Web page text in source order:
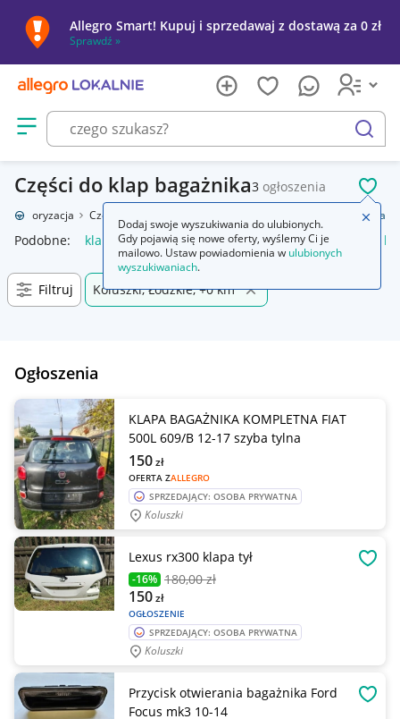
Allegro Smart! Kupuj i sprzedawaj z dostawą za 0 zł
Sprawdź »
Otwórz menu z kategoriami
szukaj
Części do klap bagażnika3 ogłoszenia
Motoryzacja Części samochodowe Klapy bagażnika
Podobne: klapy bagażnika automatyczne otwieranie klapy
Filtruj Koluszki, Łódzkie, +0 km
Ogłoszenia
KLAPA BAGAŻNIKA KOMPLETNA FIAT
500L 609/B 12-17 szyba tylna
OFERTA ZALLEGRO
150zł
SPRZEDAJĄCY: OSOBA PRYWATNA
Koluszki
Lexus rx300 klapa tył
-16% 180,00 zł
OGŁOSZENIE
150zł
SPRZEDAJĄCY: OSOBA PRYWATNA
Koluszki
Przycisk otwierania bagażnika Ford
Focus mk3 10-14
Dodaj swoje wyszukiwania do ulubionych.
Gdy pojawią się nowe oferty, wyślemy Ci je
mailowo. Ustaw powiadomienia w ulubionych
wyszukiwaniach.